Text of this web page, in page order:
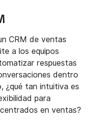
CRM de ventas
a los equipos
respuestas
dentro
¿qué tan intuitiva es
para
en ventas?